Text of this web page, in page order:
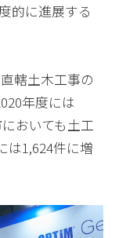
的に進展する
轄土木工事の
年度には
おいても土工
は1,624件に増